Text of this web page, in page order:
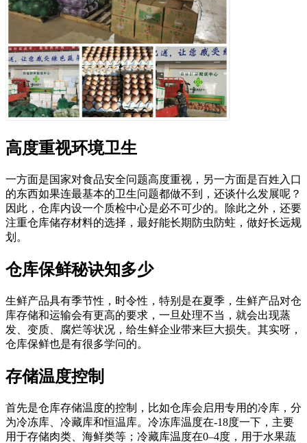
高度重视环境卫生
一方面是国家对食品安全问题高度重视，另一方面是百姓入口
的东西如果连最基本的卫生问题都做不到，还谈什么发展呢？
因此，仓库内设一个质检中心是必不可少的。除此之外，还要
注重仓库储存材料的选择，最好能长期防虫防蛀，做好长远规
划。
仓库保鲜秘诀知多少
生鲜产品具有季节性，时令性，特别是在夏季，生鲜产品对仓
库存储和运输会有更高的要求，一旦处理不当，就会出现蒸
发、变质、腐烂等状况，给生鲜企业带来巨大损失。其实呀，
仓库保鲜也是有很多学问的。
存储温度控制
首先是仓库存储温度的控制，比如仓库会启用专用的冷库，分
为冷冻库、冷藏库和恒温库。冷冻库温度在-18度一下，主要
用于存储肉类、海鲜类等；冷藏库温度在0–4度，用于水果蔬